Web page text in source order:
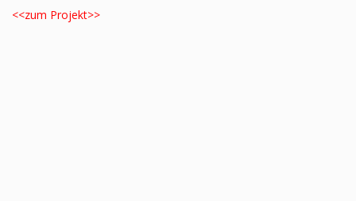
<<zum Projekt>>